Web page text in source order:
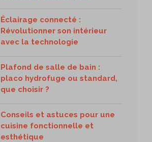
Éclairage connecté :
Révolutionner son intérieur
avec la technologie
Plafond de salle de bain :
placo hydrofuge ou standard,
que choisir ?
Conseils et astuces pour une
cuisine fonctionnelle et
esthétique